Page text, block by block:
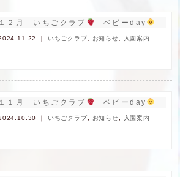
１２月 いちごクラブ ベビーday
｜ いちごクラブ お知らせ 入園案内
１１月 いちごクラブ ベビーday
｜ いちごクラブ お知らせ 入園案内